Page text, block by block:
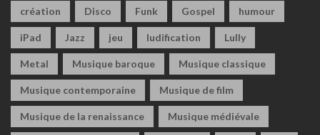
création Disco Funk Gospel humour
iPad Jazz jeu ludification Lully
Metal Musique baroque Musique classique
Musique contemporaine Musique de film
Musique de la renaissance Musique médiévale